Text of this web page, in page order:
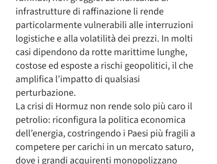
infrastrutture di raffinazione li rende
particolarmente vulnerabili alle interruzioni
logistiche e alla volatilità dei prezzi. In molti
casi dipendono da rotte marittime lunghe,
costose ed esposte a rischi geopolitici, il che
amplifica l’impatto di qualsiasi
perturbazione.
La crisi di Hormuz non rende solo più caro il
petrolio: riconfigura la politica economica
dell’energia, costringendo i Paesi più fragili a
competere per carichi in un mercato saturo,
dove i grandi acquirenti monopolizzano